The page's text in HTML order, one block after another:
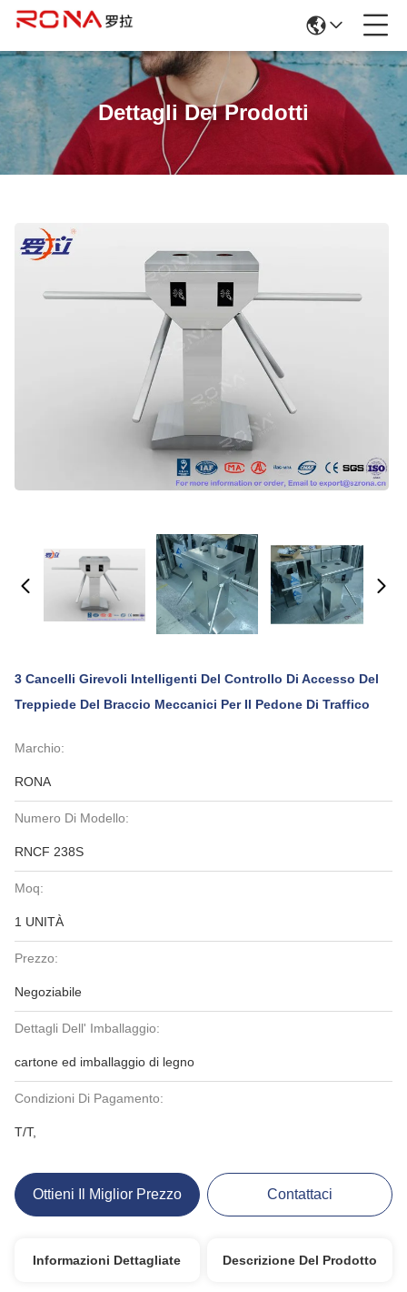
Dettagli Dei Prodotti
3 Cancelli Girevoli Intelligenti Del Controllo Di Accesso Del
Treppiede Del Braccio Meccanici Per Il Pedone Di Traffico
Marchio:
RONA
Numero Di Modello:
RNCF 238S
Moq:
1 UNITÀ
Prezzo:
Negoziabile
Dettagli Dell' Imballaggio:
cartone ed imballaggio di legno
Condizioni Di Pagamento:
T/T,
Ottieni Il Miglior Prezzo Contattaci
Informazioni Dettagliate Descrizione Del Prodotto